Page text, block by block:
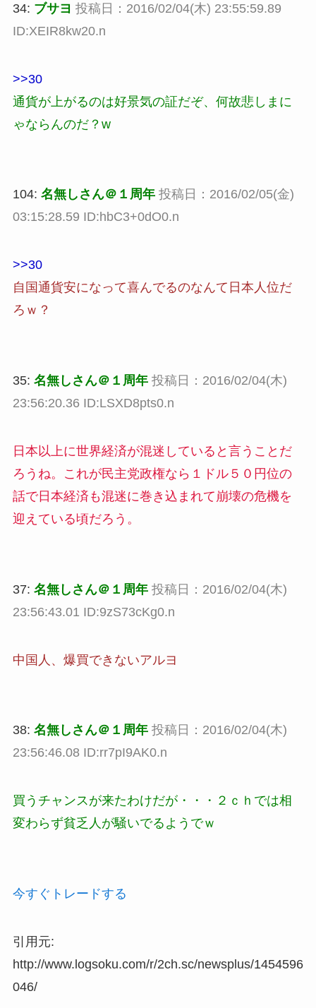
34: ブサヨ 投稿日：2016/02/04(木) 23:55:59.89
ID:XEIR8kw20.n
>>30
通貨が上がるのは好景気の証だぞ、何故悲しまに
ゃならんのだ？w
104: 名無しさん＠１周年 投稿日：2016/02/05(金)
03:15:28.59 ID:hbC3+0dO0.n
>>30
自国通貨安になって喜んでるのなんて日本人位だ
ろｗ？
35: 名無しさん＠１周年 投稿日：2016/02/04(木)
23:56:20.36 ID:LSXD8pts0.n
日本以上に世界経済が混迷していると言うことだ
ろうね。これが民主党政権なら１ドル５０円位の
話で日本経済も混迷に巻き込まれて崩壊の危機を
迎えている頃だろう。
37: 名無しさん＠１周年 投稿日：2016/02/04(木)
23:56:43.01 ID:9zS73cKg0.n
中国人、爆買できないアルヨ
38: 名無しさん＠１周年 投稿日：2016/02/04(木)
23:56:46.08 ID:rr7pI9AK0.n
買うチャンスが来たわけだが・・・２ｃｈでは相
変わらず貧乏人が騒いでるようでｗ
今すぐトレードする
引用元:
http://www.logsoku.com/r/2ch.sc/newsplus/1454596
046/